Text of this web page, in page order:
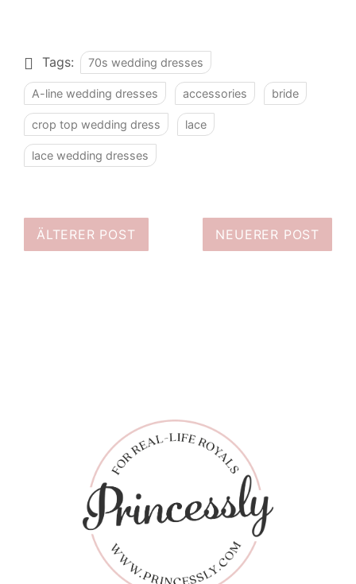
Tags: 70s wedding dresses
A-line wedding dresses accessories bride
crop top wedding dress lace
lace wedding dresses
ÄLTERER POST NEUERER POST